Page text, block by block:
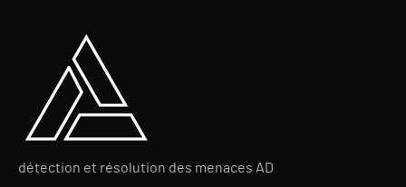
détection et résolution des menaces AD